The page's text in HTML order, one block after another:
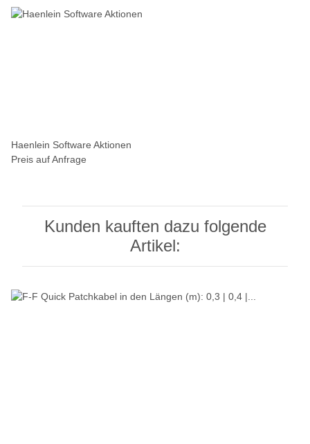
Haenlein Software Aktionen
Preis auf Anfrage
Kunden kauften dazu folgende
Artikel: